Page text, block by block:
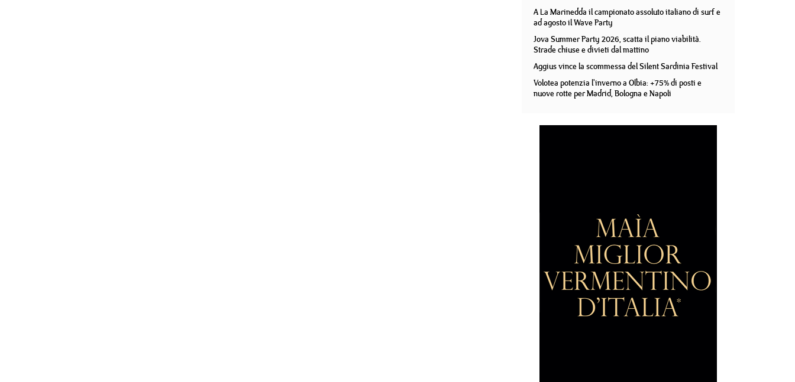
A La Marinedda il campionato assoluto italiano di surf e
ad agosto il Wave Party
Jova Summer Party 2026, scatta il piano viabilità.
Strade chiuse e divieti dal mattino
Aggius vince la scommessa del Silent Sardinia Festival
Volotea potenzia l'inverno a Olbia: +75% di posti e
nuove rotte per Madrid, Bologna e Napoli